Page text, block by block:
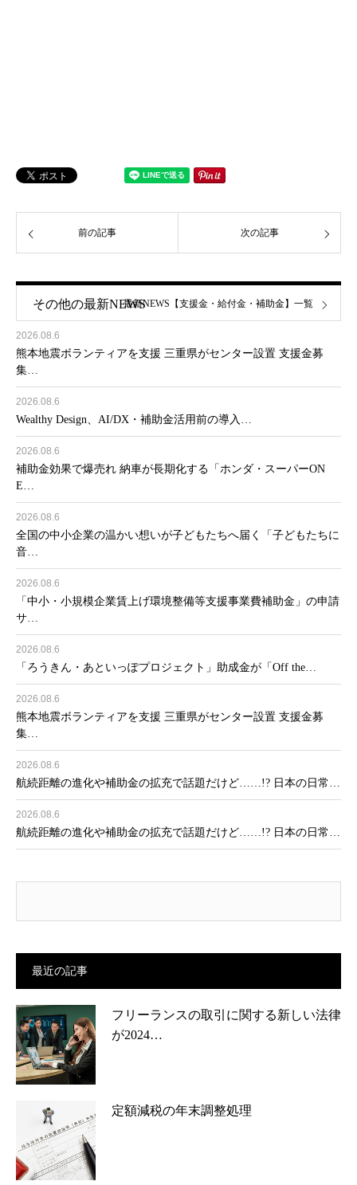
前の記事 次の記事
その他の最新NEWS
2026.08.6
熊本地震ボランティアを支援 三重県がセンター設置 支援金募
集…
2026.08.6
Wealthy Design、AI/DX・補助金活用前の導入…
2026.08.6
補助金効果で爆売れ 納車が長期化する「ホンダ・スーパーON
E…
2026.08.6
全国の中小企業の温かい想いが子どもたちへ届く「子どもたちに
音…
2026.08.6
「中小・小規模企業賃上げ環境整備等支援事業費補助金」の申請
サ…
2026.08.6
「ろうきん・あといっぽプロジェクト」助成金が「Off the…
2026.08.6
熊本地震ボランティアを支援 三重県がセンター設置 支援金募
集…
2026.08.6
航続距離の進化や補助金の拡充で話題だけど……!? 日本の日常…
2026.08.6
航続距離の進化や補助金の拡充で話題だけど……!? 日本の日常…
最新NEWS【支援金・給付金・補助金】一覧
最近の記事
フリーランスの取引に関する新しい法律
が2024…
定額減税の年末調整処理